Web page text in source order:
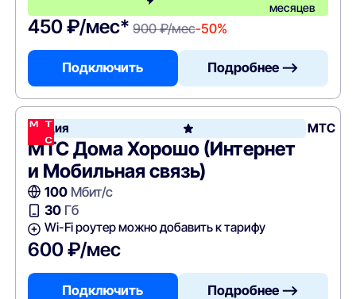
месяцев
450 ₽/мес* 900 ₽/мес-50%
Подключить Подробнее —>
Акция МТС
МТС Дома Хорошо (Интернет
и Мобильная связь)
100Мбит/с
30Гб
Wi-Fi роутер можно добавить к тарифу
600 ₽/мес
Подключить Подробнее —>